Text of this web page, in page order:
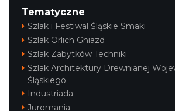
Tematyczne
Szlak i Festiwal Śląskie Smaki
Szlak Orlich Gniazd
Szlak Zabytków Techniki
Szlak Architektury Drewnianej
Śląskiego
Industriada
Juromania